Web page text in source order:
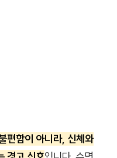
편함이 아니라, 신체와